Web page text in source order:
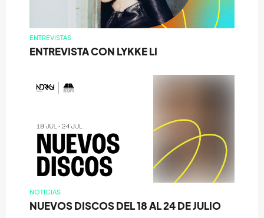
ENTREVISTAS
ENTREVISTA CON LYKKE LI
NOTICIAS
NUEVOS DISCOS DEL 18 AL 24 DE JULIO